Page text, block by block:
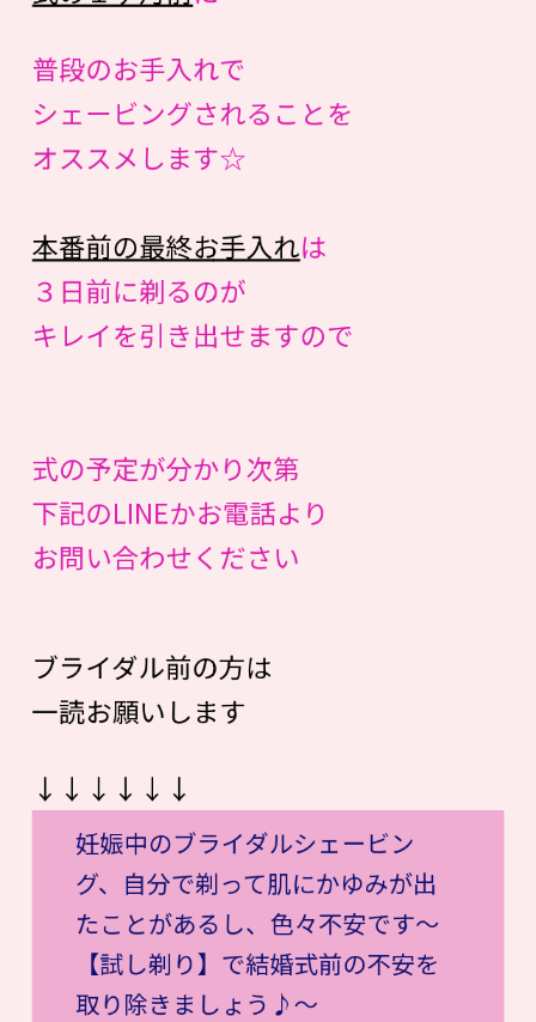
普段のお手入れで
シェービングされることを
オススメします☆
本番前の最終お手入れは
３日前に剃るのが
キレイを引き出せますので
式の予定が分かり次第
下記のLINEかお電話より
お問い合わせください
ブライダル前の方は
一読お願いします
↓↓↓↓↓↓
妊娠中のブライダルシェービン
グ、自分で剃って肌にかゆみが出
たことがあるし、色々不安です〜
【試し剃り】で結婚式前の不安を
取り除きましょう♪〜